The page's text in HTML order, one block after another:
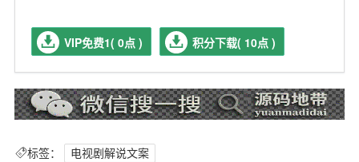
VIP免费1( 0点 ) 积分下载( 10点 )
标签： 电视剧解说文案